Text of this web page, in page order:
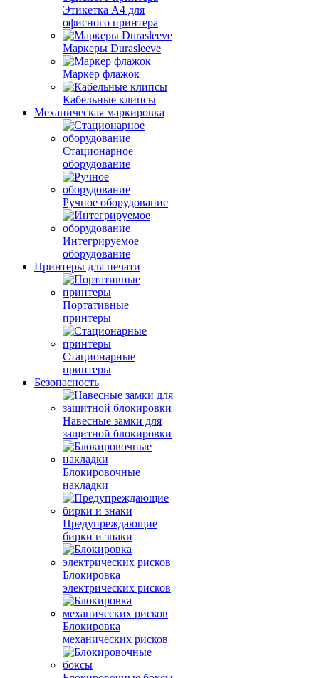
Этикетка А4 для
офисного принтера
Маркеры Durasleeve
Маркер флажок
Кабельные клипсы
Механическая маркировка
Стационарное
оборудование
Ручное оборудование
Интегрируемое
оборудование
Принтеры для печати
Портативные
принтеры
Стационарные
принтеры
Безопасность
Навесные замки для
защитной блокировки
Блокировочные
накладки
Предупреждающие
бирки и знаки
Блокировка
электрических рисков
Блокировка
механических рисков